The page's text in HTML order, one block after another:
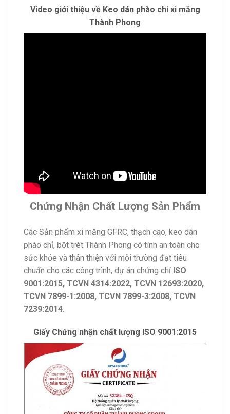
Video giới thiệu về Keo dán phào chỉ xi măng
Thành Phong
Chứng Nhận Chất Lượng Sản Phẩm
Các Sản phẩm xi măng GFRC, thạch cao, keo dán
phào chỉ, bột trét Thành Phong có tính an toàn cho
sức khỏe và thân thiện với môi trường đạt tiêu
chuẩn cho các công trình, dự án chứng chỉ ISO
9001:2015, TCVN 4314:2022, TCVN 12693:2020,
TCVN 7899-1:2008, TCVN 7899-3:2008, TCVN
7239:2014
Giấy Chứng nhận chất lượng ISO 9001:2015